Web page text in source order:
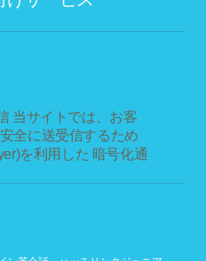
当サイトでは、お客
全に送受信するため
を利用した 暗号化通